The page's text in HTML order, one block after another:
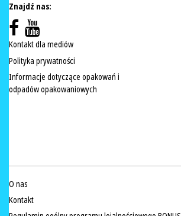
Znajdź nas:
Kontakt dla mediów
Polityka prywatności
Informacje dotyczące opakowań i
odpadów opakowaniowych
O nas
Kontakt